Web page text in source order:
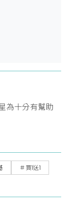
為十分有幫助
＃買1送1